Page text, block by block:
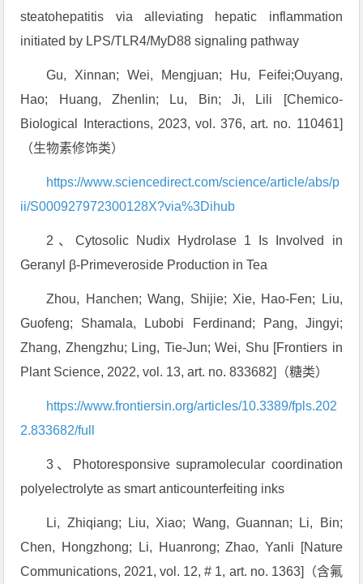
steatohepatitis via alleviating hepatic inflammation
initiated by LPS/TLR4/MyD88 signaling pathway
Gu, Xinnan; Wei, Mengjuan; Hu, Feifei;Ouyang,
Hao; Huang, Zhenlin; Lu, Bin; Ji, Lili [Chemico-
Biological Interactions, 2023, vol. 376, art. no. 110461]
（生物素修饰类）
https://www.sciencedirect.com/science/article/abs/p
ii/S000927972300128X?via%3Dihub
2、Cytosolic Nudix Hydrolase 1 Is Involved in
Geranyl β-Primeveroside Production in Tea
Zhou, Hanchen; Wang, Shijie; Xie, Hao-Fen; Liu,
Guofeng; Shamala, Lubobi Ferdinand; Pang, Jingyi;
Zhang, Zhengzhu; Ling, Tie-Jun; Wei, Shu [Frontiers in
Plant Science, 2022, vol. 13, art. no. 833682]（糖类）
https://www.frontiersin.org/articles/10.3389/fpls.202
2.833682/full
3、Photoresponsive supramolecular coordination
polyelectrolyte as smart anticounterfeiting inks
Li, Zhiqiang; Liu, Xiao; Wang, Guannan; Li, Bin;
Chen, Hongzhong; Li, Huanrong; Zhao, Yanli [Nature
Communications, 2021, vol. 12, # 1, art. no. 1363]（含氟